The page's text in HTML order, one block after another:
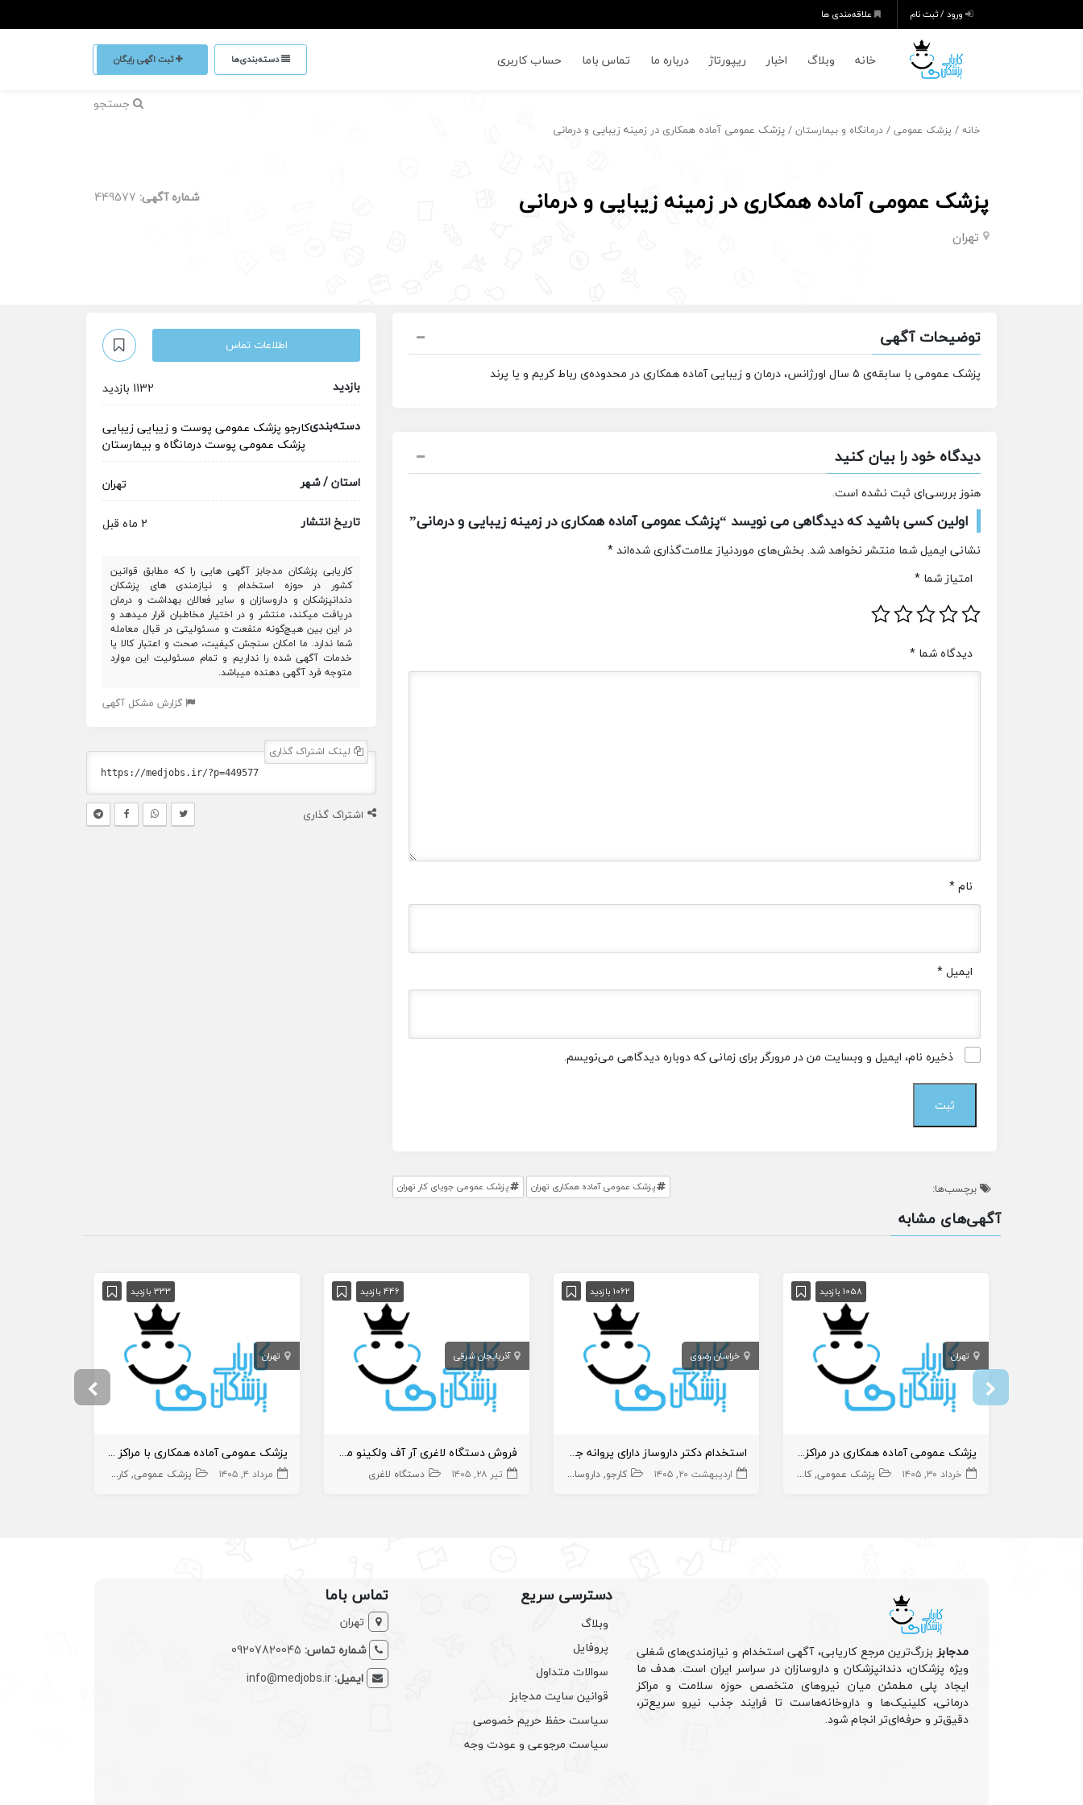
ورود / ثبت نام علاقه‌مندی ها
خانه وبلاگ اخبار ریپورتاژ درباره ما تماس باما حساب کاربری دسته‌بندی‌ها ثبت اگهی رایگان
جستجو
خانه / پزشک عمومی / درمانگاه و بیمارستان / پزشک عمومی آماده همکاری در زمینه زیبایی و درمانی
پزشک عمومی آماده همکاری در زمینه زیبایی و درمانی
تهران
شماره آگهی: 449577
توضیحات آگهی
پزشک عمومی با سابقه‌ی ۵ سال اورژانس، درمان و زیبایی آماده همکاری در محدوده‌ی رباط کریم و یا پرند
دیدگاه خود را بیان کنید
هنوز بررسی‌ای ثبت نشده است.
اولین کسی باشید که دیدگاهی می نویسد “پزشک عمومی آماده همکاری در زمینه زیبایی و درمانی”
نشانی ایمیل شما منتشر نخواهد شد. بخش‌های موردنیاز علامت‌گذاری شده‌اند*
امتیاز شما *
دیدگاه شما *
نام*
ایمیل*
ذخیره نام، ایمیل و وبسایت من در مرورگر برای زمانی که دوباره دیدگاهی می‌نویسم.
برچسب‌ها: پزشک عمومی آماده همکاری تهران پزشک عمومی جویای کار تهران
اطلاعات تماس
بازدید
1132 بازدید
دسته‌بندیکارجو پزشک عمومی پوست و زیباییزیبایی
پزشک عمومی پوستدرمانگاه و بیمارستان
استان / شهر
تهران
تاریخ انتشار
2 ماه قبل
کاریابی پزشکان مدجابز آگهی هایی را که مطابق قوانین
کشور در حوزه استخدام و نیازمندی های پزشکان
دندانپزشکان و داروسازان و سایر فعالان بهداشت و درمان
دریافت میکند، منتشر و در اختیار مخاطبان قرار میدهد و
در این بین هیچ‌گونه منفعت و مسئولیتی در قبال معامله
شما ندارد. ما امکان سنجش کیفیت، صحت و اعتبار کالا یا
خدمات آگهی شده را نداریم و تمام مسئولیت این موارد
متوجه فرد آگهی دهنده میباشد.
گزارش مشکل آگهی
لینک اشتراک گذاری
اشتراک گذاری
آگهی‌های مشابه
1058 بازدید
تهران
پزشک عمومی آماده همکاری در مراکز درمانی
خرداد ۳۰, ۱۴۰۵ پزشک عمومی کارجو مسئول فنی مطب درمانگاه و بیمارستان
1062 بازدید
خراسان رضوی
استخدام دکتر داروساز دارای پروانه جهت تاسیس داروخانه
اردیبهشت ۲۰, ۱۴۰۵ کارجو داروساز مسئول فنی داروخانه داروخانه و داروساز مسئول فنی
446 بازدید
آذربایجان شرقی
فروش دستگاه لاغری آر آف ولکینو معروف به آتشفشان لاغری
تیر ۲۸, ۱۴۰۵ دستگاه لاغری
333 بازدید
تهران
پزشک عمومی آماده همکاری با مراکز طب کار و پزشک سازمانی
مرداد ۴, ۱۴۰۵ پزشک عمومی کارجو
مدجابزبزرگ‌ترین مرجع کاریابی، آگهی استخدام و نیازمندی‌های شغلی
ویژه پزشکان، دندانپزشکان و داروسازان در سراسر ایران است. هدف ما
ایجاد پلی مطمئن میان نیروهای متخصص حوزه سلامت و مراکز
درمانی، کلینیک‌ها و داروخانه‌هاست تا فرایند جذب نیرو سریع‌تر،
دقیق‌تر و حرفه‌ای‌تر انجام شود.
دسترسی سریع
وبلاگ
پروفایل
سوالات متداول
قوانین سایت مدجابز
سیاست حفظ حریم خصوصی
سیاست مرجوعی و عودت وجه
تماس باما
تهران
شماره تماس: 09207820045
ایمیل:info@medjobs.ir